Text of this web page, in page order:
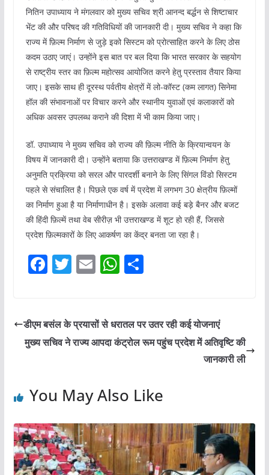
नितिन उपाध्याय ने मंगलवार को मुख्य सचिव श्री आनन्द बर्द्धन से शिष्टाचार
भेंट की और परिषद की गतिविधियों की जानकारी दी। मुख्य सचिव ने कहा कि
राज्य में फ़िल्म निर्माण से जुड़े इको सिस्टम को प्रोत्साहित करने के लिए ठोस
कदम उठाए जाएं। उन्होंने इस बात पर बल दिया कि भारत सरकार के सहयोग
से राष्ट्रीय स्तर का फ़िल्म महोत्सव आयोजित करने हेतु प्रस्ताव तैयार किया
जाए। इसके साथ ही दूरस्थ पर्वतीय क्षेत्रों में लो-कॉस्ट (कम लागत) सिनेमा
हॉल की संभावनाओं पर विचार करने और स्थानीय युवाओं एवं कलाकारों को
अधिक अवसर उपलब्ध कराने की दिशा में भी काम किया जाए।
डॉ. उपाध्याय ने मुख्य सचिव को राज्य की फ़िल्म नीति के क्रियान्वयन के
विषय में जानकारी दी। उन्होंने बताया कि उत्तराखण्ड में फ़िल्म निर्माण हेतु
अनुमति प्रक्रिया को सरल और पारदर्शी बनाने के लिए सिंगल विंडो सिस्टम
पहले से संचालित है। पिछले एक वर्ष में प्रदेश में लगभग 30 क्षेत्रीय फ़िल्मों
का निर्माण हुआ है या निर्माणाधीन है। इसके अलावा कई बड़े बैनर और बजट
की हिंदी फ़िल्में तथा वेब सीरीज़ भी उत्तराखण्ड में शूट हो रही हैं, जिससे
प्रदेश फ़िल्मकारों के लिए आकर्षण का केंद्र बनता जा रहा है।
F
e
b
k
T
er
E
l
W
s
A
S
e
डीएम बसंल के प्रयासों से धरातल पर उतर रही कई योजनाएं
मुख्य सचिव ने राज्य आपदा कंट्रोल रूम पहुंच प्रदेश में अतिवृष्टि की
जानकारी ली
You May Also Like